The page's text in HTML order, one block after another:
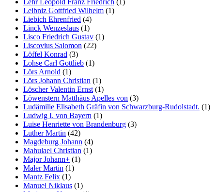
Leibniz Gottfried Wilhelm (1)
Liebich Ehrenfried (4)
Linck Wenzeslaus (1)
Lisco Friedrich Gustav (1)
Liscovius Salomon (22)
Löffel Konrad (3)
Lohse Carl Gottlieb (1)
Lörs Arnold (1)
Lörs Johann Christian (1)
Löscher Valentin Ernst (1)
Löwenstern Matthäus Apelles von (3)
Ludämilie Elisabeth Gräfin von Schwarzburg-Rudolstadt. (1)
Ludwig I. von Bayern (1)
Luise Henriette von Brandenburg (3)
Luther Martin (42)
Magdeburg Johann (4)
Mahulael Christian (1)
Major Johann+ (1)
Maler Martin (1)
Mantz Felix (1)
Manuel Niklaus (1)